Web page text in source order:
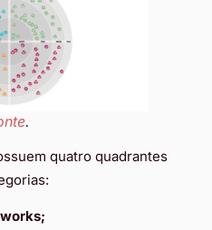
.
quatro quadrantes